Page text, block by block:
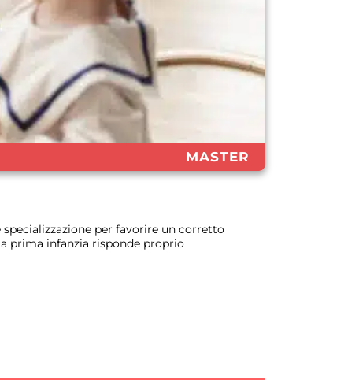
MASTER
specializzazione per favorire un corretto
prima infanzia risponde proprio